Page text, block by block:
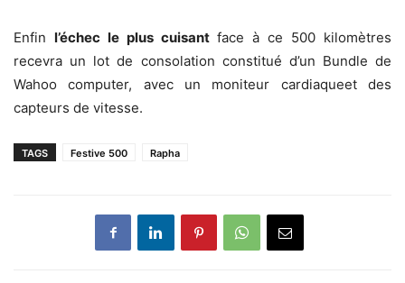
Enfin l’échec le plus cuisantface à ce 500 kilomètres
recevra un lot de consolation constitué d’un Bundle de
Wahoo computer, avec un moniteur cardiaqueet des
capteurs de vitesse.
TAGS Festive 500 Rapha